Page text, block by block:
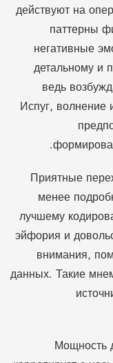
действуют на
паттерны
негативные
детальному и
ведь
Испуг, волнение
Приятные
менее
лучшему
эйфория и
внимания,
данных. Такие
Мощность